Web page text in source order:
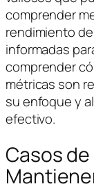
comprender
rendimiento
informadas
comprender
métricas son
su enfoque y
efectivo.
Casos